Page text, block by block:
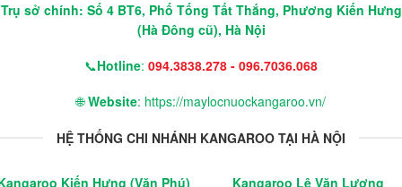
Trụ sở chính: Số 4 BT6, Phố Tống Tất Thắng, Phương Kiến Hưng
(Hà Đông cũ), Hà Nội
📞Hotline: 094.3838.278 - 096.7036.068
🌐Website: https://maylocnuockangaroo.vn/
HỆ THỐNG CHI NHÁNH KANGAROO TẠI HÀ NỘI
Kiến Hưng (Văn Phú)
Kangaroo Lê Văn Lương